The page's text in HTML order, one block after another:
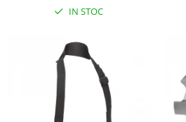
Baldachin patut
Paturici copii
Perne copii si mamici
Protectii saltea
Comode copii
IN STOC